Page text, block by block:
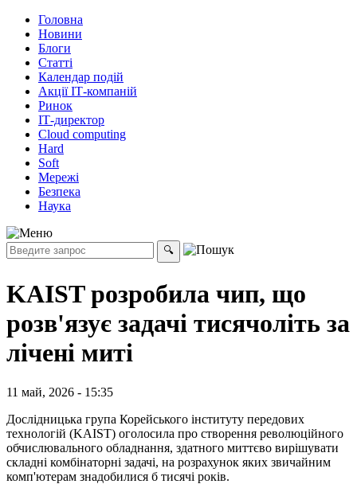
Головна
Новини
Блоги
Статті
Календар подій
Акції ІТ-компаній
Ринок
ІТ-директор
Cloud computing
Hard
Soft
Мережі
Безпека
Наука
KAIST розробила чип, що
розв'язує задачі тисячоліть за
лічені миті
11 май, 2026 - 15:35
Дослідницька група Корейського інституту передових
технологій (KAIST) оголосила про створення революційного
обчислювального обладнання, здатного миттєво вирішувати
складні комбінаторні задачі, на розрахунок яких звичайним
комп'ютерам знадобилися б тисячі років.